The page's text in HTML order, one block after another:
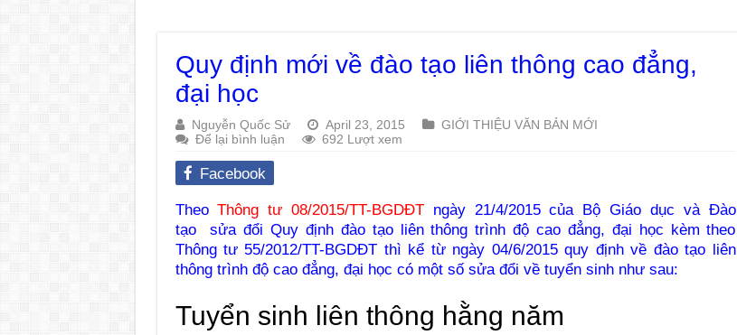
Quy định mới về đào tạo liên thông cao đẳng,
đại học
Nguyễn Quốc Sử April 23, 2015
GIỚI THIỆU VĂN BẢN MỚI
Để lại bình luận
692 Lượt xem
Facebook
TheoThông tư 08/2015/TT-BGDĐTngày 21/4/2015 của Bộ Giáo dục và Đào
tạo sửa đổi Quy định đào tạo liên thông trình độ cao đẳng, đại học kèm theo
Thông tư 55/2012/TT-BGDĐT thì kể từ ngày 04/6/2015 quy định về đào tạo liên
thông trình độ cao đẳng, đại học có một số sửa đổi về tuyển sinh như sau:
Tuyển sinh liên thông hằng năm